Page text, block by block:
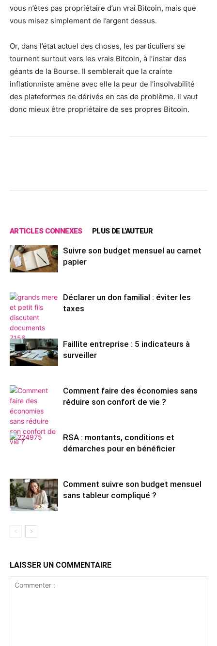
vous n’êtes pas propriétaire d’un vrai Bitcoin, mais que
vous misez simplement de l’argent dessus.
Or, dans l’état actuel des choses, les particuliers se
tournent surtout vers les vrais Bitcoin, à l’instar des
géants de la Bourse. Il semblerait que la crainte
inflationniste amène avec elle la peur de l’insolvabilité
des plateformes de dérivés en cas de problème. Il vaut
donc mieux être propriétaire de ses propres Bitcoin.
ARTICLES CONNEXES PLUS DE L'AUTEUR
Suivre son budget mensuel au carnet
papier
Déclarer un don familial : éviter les
taxes
Faillite entreprise : 5 indicateurs à
surveiller
Comment faire des économies sans
réduire son confort de vie ?
RSA : montants, conditions et
démarches pour en bénéficier
Comment suivre son budget mensuel
sans tableur compliqué ?
LAISSER UN COMMENTAIRE